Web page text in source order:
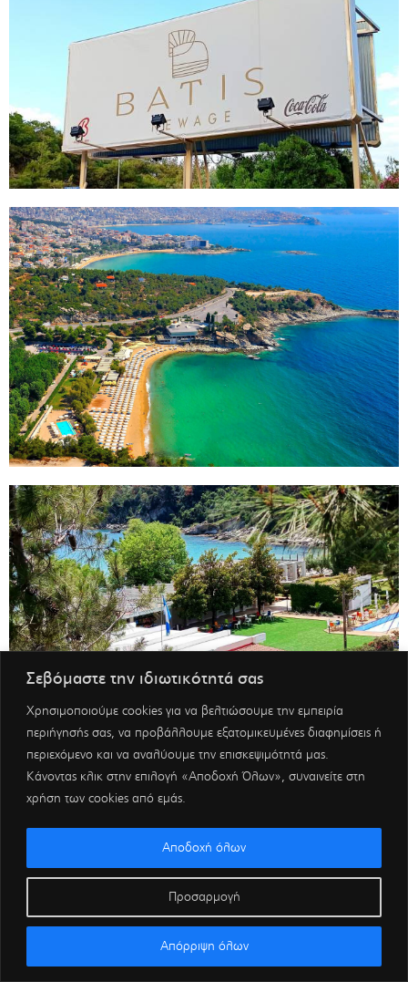
Σεβόμαστε την ιδιωτικότητά σας
Χρησιμοποιούμε cookies για να βελτιώσουμε την εμπειρία
περιήγησής σας, να προβάλλουμε εξατομικευμένες διαφημίσεις ή
περιεχόμενο και να αναλύουμε την επισκεψιμότητά μας.
Κάνοντας κλικ στην επιλογή «Αποδοχή Όλων», συναινείτε στη
χρήση των cookies από εμάς.
Προσαρμογή
Απόρριψη όλων
Αποδοχή όλων